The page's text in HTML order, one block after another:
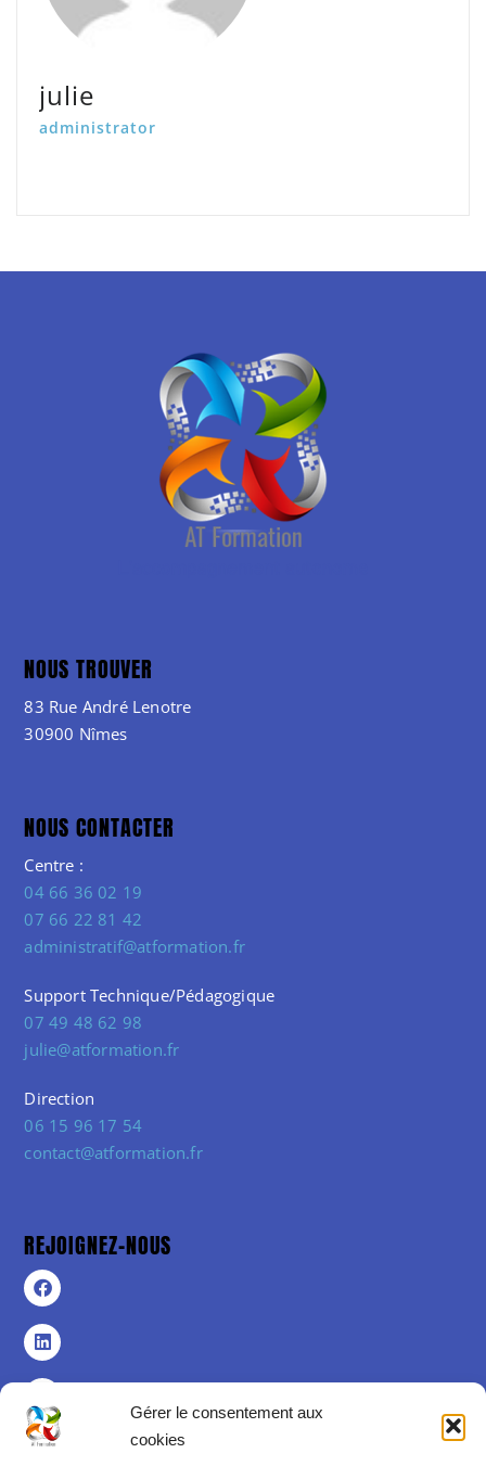
Gérer le consentement aux
cookies
julie
administrator
NOUS TROUVER
83 Rue André Lenotre
30900 Nîmes
NOUS CONTACTER
Centre :
04 66 36 02 19
07 66 22 81 42
administratif@atformation.fr
Support Technique/Pédagogique
07 49 48 62 98
julie@atformation.fr
Direction
06 15 96 17 54
contact@atformation.fr
REJOIGNEZ-NOUS